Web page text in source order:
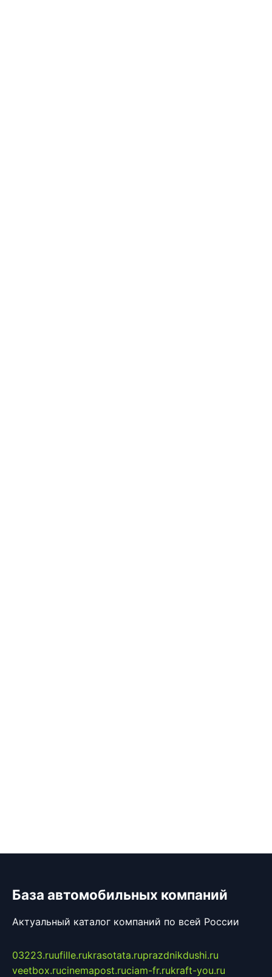
База автомобильных компаний
Актуальный каталог компаний по всей России
03223.ruufille.rukrasotata.ruprazdnikdushi.ru
veetbox.rucinemapost.ruciam-fr.rukraft-you.ru